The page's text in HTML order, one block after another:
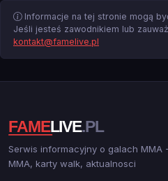
Informacje na tej stronie mogą
Jeśli jesteś zawodnikiem lub
kontakt@famelive.pl
Serwis informacyjny o galach MMA -
MMA, karty walk, aktualnosci